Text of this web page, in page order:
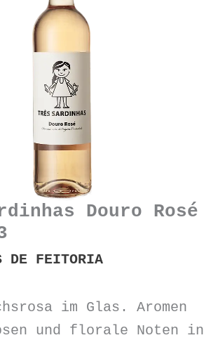
Douro Rosé
DE FEITORIA
im Glas. Aromen
und florale Noten in